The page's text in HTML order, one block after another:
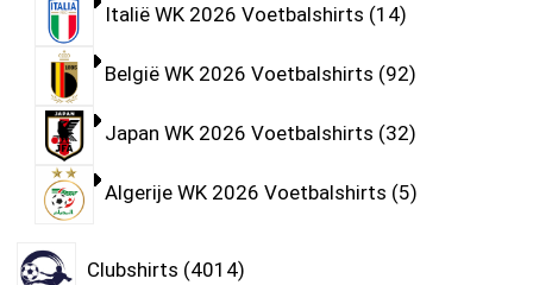
Italië WK 2026 Voetbalshirts 14
België WK 2026 Voetbalshirts 92
Japan WK 2026 Voetbalshirts 32
Algerije WK 2026 Voetbalshirts 5
Clubshirts 4014